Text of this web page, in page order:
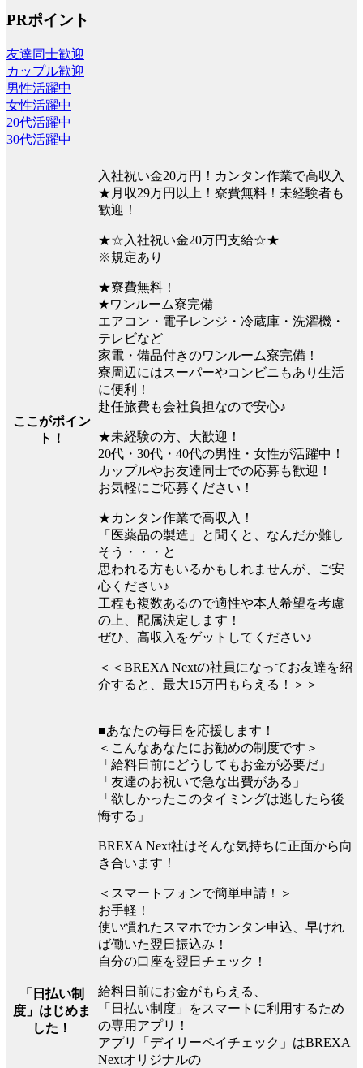
PRポイント
友達同士歓迎
カップル歓迎
男性活躍中
女性活躍中
20代活躍中
30代活躍中
ここがポイン
ト！
入社祝い金20万円！カンタン作業で高収入
★月収29万円以上！寮費無料！未経験者も
歓迎！
★☆入社祝い金20万円支給☆★
※規定あり
★寮費無料！
★ワンルーム寮完備
エアコン・電子レンジ・冷蔵庫・洗濯機・
テレビなど
家電・備品付きのワンルーム寮完備！
寮周辺にはスーパーやコンビニもあり生活
に便利！
赴任旅費も会社負担なので安心♪
★未経験の方、大歓迎！
20代・30代・40代の男性・女性が活躍中！
カップルやお友達同士での応募も歓迎！
お気軽にご応募ください！
★カンタン作業で高収入！
「医薬品の製造」と聞くと、なんだか難し
そう・・・と
思われる方もいるかもしれませんが、ご安
心ください♪
工程も複数あるので適性や本人希望を考慮
の上、配属決定します！
ぜひ、高収入をゲットしてください♪
＜＜BREXA Nextの社員になってお友達を紹
介すると、最大15万円もらえる！＞＞
「日払い制
度」はじめま
した！
■あなたの毎日を応援します！
＜こんなあなたにお勧めの制度です＞
「給料日前にどうしてもお金が必要だ」
「友達のお祝いで急な出費がある」
「欲しかったこのタイミングは逃したら後
悔する」
BREXA Next社はそんな気持ちに正面から向
き合います！
＜スマートフォンで簡単申請！＞
お手軽！
使い慣れたスマホでカンタン申込、早けれ
ば働いた翌日振込み！
自分の口座を翌日チェック！
給料日前にお金がもらえる、
「日払い制度」をスマートに利用するため
の専用アプリ！
アプリ「デイリーペイチェック」はBREXA
Nextオリジナルの